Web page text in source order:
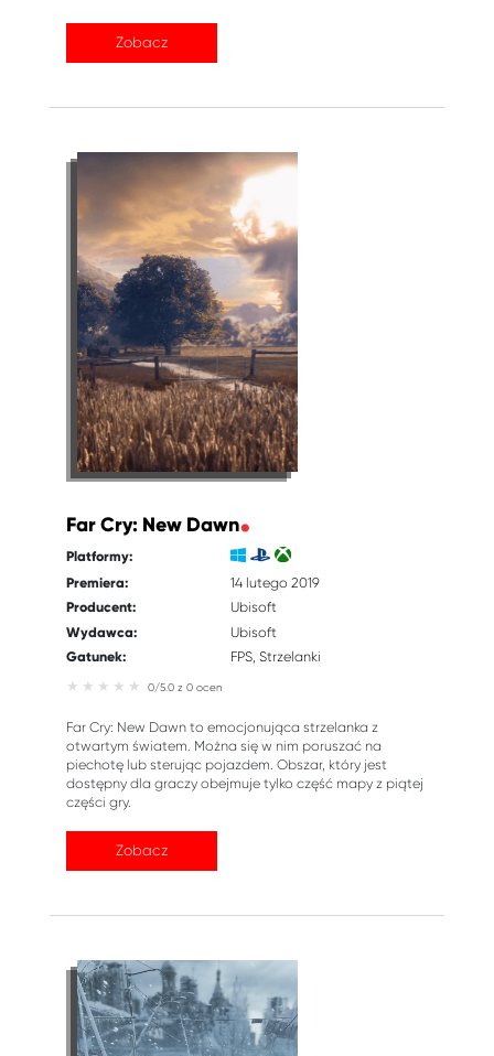
Zobacz
Far Cry: New Dawn
Platformy:
Premiera:
14 lutego 2019
Producent: Ubisoft
Wydawca: Ubisoft
Gatunek: FPS Strzelanki
0/5.0 z 0 ocen
Far Cry: New Dawn to emocjonująca strzelanka z
otwartym światem. Można się w nim poruszać na
piechotę lub sterując pojazdem. Obszar, który jest
dostępny dla graczy obejmuje tylko część mapy z piątej
części gry.
Zobacz